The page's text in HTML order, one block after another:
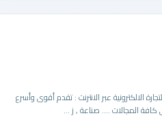
عبر الانترنت : تقدم أقوى وأسرع
المجالات .... صناعة , ز ...